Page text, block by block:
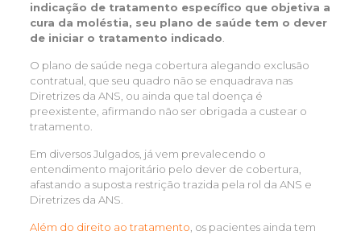
indicação de tratamento específico que objetiva a
cura da moléstia, seu plano de saúde tem o dever
de iniciar o tratamento indicado
O plano de saúde nega cobertura alegando exclusão
contratual, que seu quadro não se enquadrava nas
Diretrizes da ANS, ou ainda que tal doença é
preexistente, afirmando não ser obrigada a custear o
tratamento.
Em diversos Julgados, já vem prevalecendo o
entendimento majoritário pelo dever de cobertura,
afastando a suposta restrição trazida pela rol da ANS e
Diretrizes da ANS.
Além do direito ao tratamento , os pacientes ainda tem